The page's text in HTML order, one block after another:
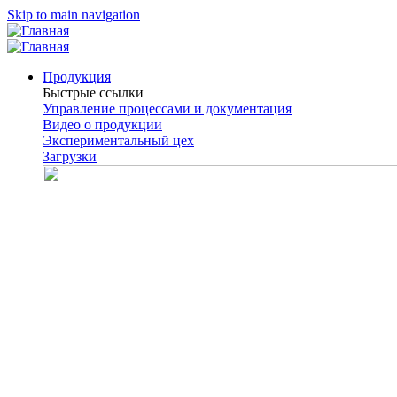
Skip to main navigation
Продукция
Быстрые ссылки
Управление процессами и документация
Видео о продукции
Экспериментальный цех
Загрузки